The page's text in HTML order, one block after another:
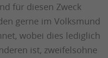
für diesen Zweck
gerne im Volksmund
wobei dies lediglich
ist, zweifelsohne